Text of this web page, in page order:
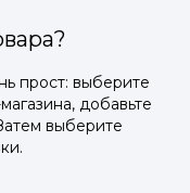
прост: выберите
добавьте
выберите